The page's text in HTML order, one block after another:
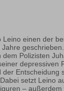
Leino einen der
Polizisten
depressiven
Entscheidung
setzt Leino
– außerdem